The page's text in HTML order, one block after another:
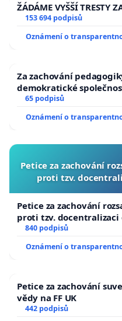
ŽÁDÁME VYŠŠÍ TRESTY
153 694 podpisů
Oznámení o
Za zachování
demokratické
65 podpisů
Oznámení o
Petice za zachování
proti tzv.
Petice za zachování
proti tzv. docentralizaci
840 podpisů
Oznámení o
Petice za zachování
vědy na FF UK
442 podpisů